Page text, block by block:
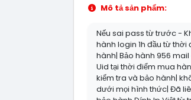
Mô tả sản phẩm:
Nếu sai pass từ trước -
hành login 1h đầu từ
hành| Bảo hành 956
Uid tại thời điểm mua
kiểm tra và bảo hành|
dưới mọi hình thức| Đã